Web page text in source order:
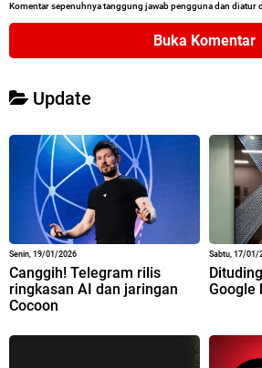
Komentar sepenuhnya tanggung jawab pengguna dan diatur
Buka Komentar
Update
Senin, 19/01/2026
Canggih! Telegram rilis
ringkasan AI dan jaringan
Cocoon
Sabtu, 17/01/
Google